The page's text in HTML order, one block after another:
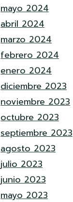
mayo 2024
abril 2024
marzo 2024
febrero 2024
enero 2024
diciembre 2023
noviembre 2023
octubre 2023
septiembre 2023
agosto 2023
julio 2023
junio 2023
mayo 2023